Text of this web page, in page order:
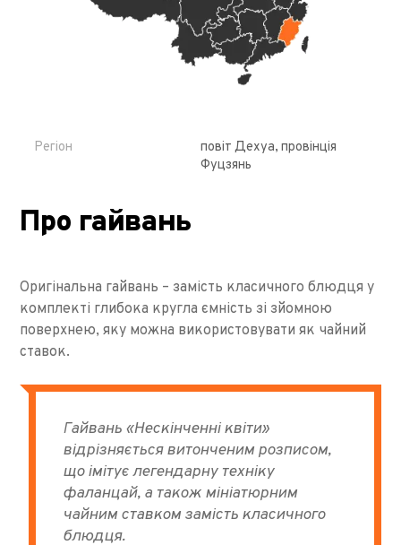
Регіон
повіт Дехуа, провінція
Фуцзянь
Про гайвань
Оригінальна гайвань – замість класичного блюдця у
комплекті глибока кругла ємність зі зйомною
поверхнею, яку можна використовувати як чайний
ставок.
Гайвань «Нескінченні квіти»
відрізняється витонченим розписом,
що імітує легендарну техніку
фаланцай, а також мініатюрним
чайним ставком замість класичного
блюдця.